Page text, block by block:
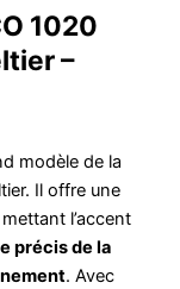
1020
–
modèle de la
Il offre une
l’accent
précis de la
. Avec